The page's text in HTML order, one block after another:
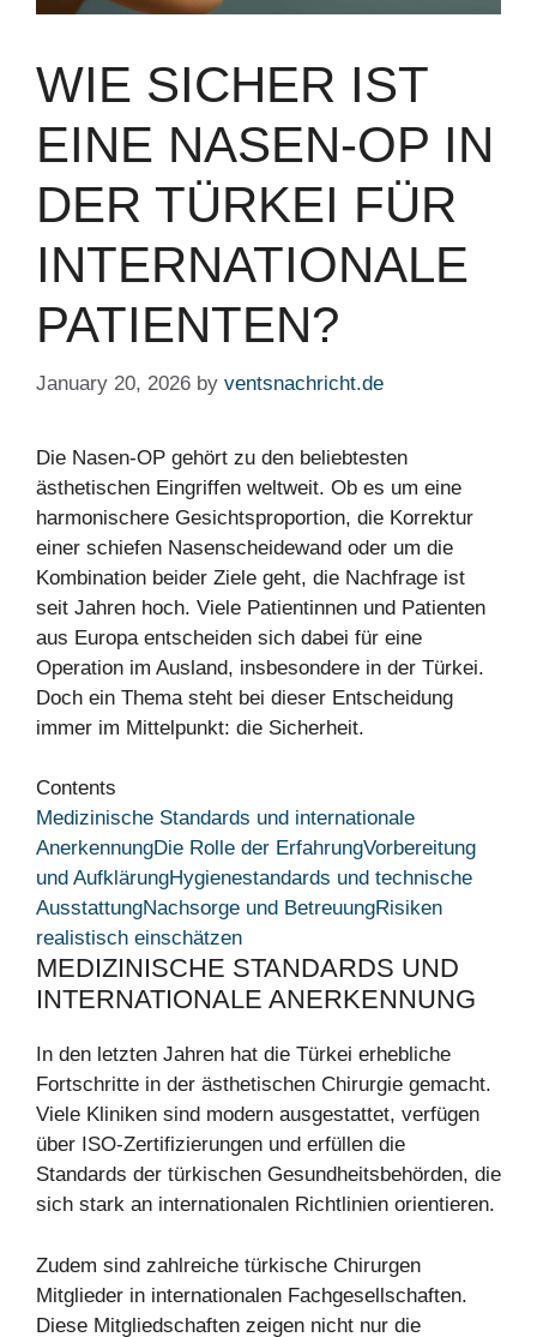
WIE SICHER IST
EINE NASEN-OP IN
DER TÜRKEI FÜR
INTERNATIONALE
PATIENTEN?
January 20, 2026 by ventsnachricht.de
Die Nasen-OP gehört zu den beliebtesten
ästhetischen Eingriffen weltweit. Ob es um eine
harmonischere Gesichtsproportion, die Korrektur
einer schiefen Nasenscheidewand oder um die
Kombination beider Ziele geht, die Nachfrage ist
seit Jahren hoch. Viele Patientinnen und Patienten
aus Europa entscheiden sich dabei für eine
Operation im Ausland, insbesondere in der Türkei.
Doch ein Thema steht bei dieser Entscheidung
immer im Mittelpunkt: die Sicherheit.
Contents
Medizinische Standards und internationale
AnerkennungDie Rolle der ErfahrungVorbereitung
und AufklärungHygienestandards und technische
AusstattungNachsorge und BetreuungRisiken
realistisch einschätzen
MEDIZINISCHE STANDARDS UND
INTERNATIONALE ANERKENNUNG
In den letzten Jahren hat die Türkei erhebliche
Fortschritte in der ästhetischen Chirurgie gemacht.
Viele Kliniken sind modern ausgestattet, verfügen
über ISO-Zertifizierungen und erfüllen die
Standards der türkischen Gesundheitsbehörden, die
sich stark an internationalen Richtlinien orientieren.
Zudem sind zahlreiche türkische Chirurgen
Mitglieder in internationalen Fachgesellschaften.
Diese Mitgliedschaften zeigen nicht nur die